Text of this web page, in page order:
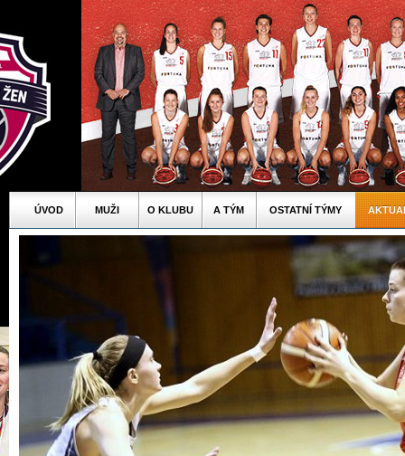
ÚVOD MUŽI O KLUBU A TÝM OSTATNÍ TÝMY